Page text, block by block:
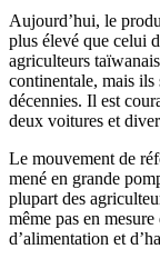
Aujourd’hui, le
plus élevé que celui
agriculteurs
continentale, mais ils
décennies. Il est
deux voitures et
Le mouvement de
mené en grande
plupart des
même pas en
d’alimentation et